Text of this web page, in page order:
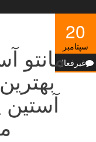
20
سپتامبر
غیرفعالمانتو
آستین